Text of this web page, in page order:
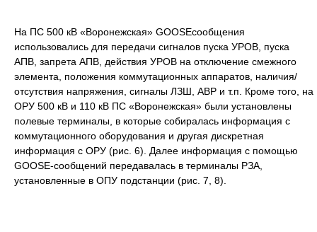
На ПС 500 кВ «Воронежская» GOOSEсообщения
использовались для передачи сигналов пуска УРОВ, пуска
АПВ, запрета АПВ, действия УРОВ на отключение смежного
элемента, положения коммутационных аппаратов, наличия/
отсутствия напряжения, сигналы ЛЗШ, АВР и т.п. Кроме того, на
ОРУ 500 кВ и 110 кВ ПС «Воронежская» были установлены
полевые терминалы, в которые собиралась информация с
коммутационного оборудования и другая дискретная
информация с ОРУ (рис. 6). Далее информация с помощью
GOOSE-сообщений передавалась в терминалы РЗА,
установленные в ОПУ подстанции (рис. 7, 8).